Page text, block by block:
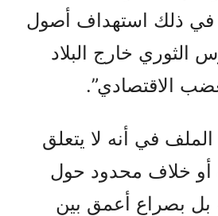
في ذلك استهداف أصول
الثوري خارج البلاد
الاقتصادي”.
في أنه لا يتعلق
أو خلاف محدود حول
بصراع أعمق بين